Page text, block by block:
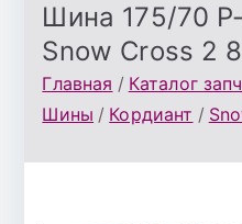
Шина 175/70
Snow Cross 2
Главная
Каталог
Шины
Кордиант